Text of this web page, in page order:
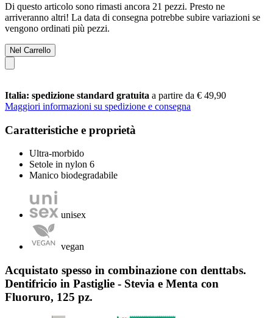
Di questo articolo sono rimasti ancora 21 pezzi. Presto ne
arriveranno altri! La data di consegna potrebbe subire variazioni se
vengono ordinati più pezzi.
Nel Carrello
Italia: spedizione standard gratuita a partire da € 49,90
Maggiori informazioni su spedizione e consegna
Caratteristiche e proprietà
Ultra-morbido
Setole in nylon 6
Manico biodegradabile
unisex
vegan
Acquistato spesso in combinazione con denttabs.
Dentifricio in Pastiglie - Stevia e Menta con
Fluoruro, 125 pz.